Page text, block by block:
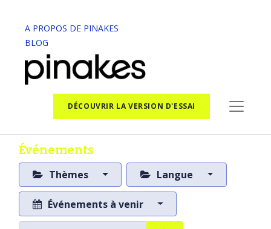
A PROPOS DE PINAKES
BLOG
DÉCOUVRIR LA VERSION D'ESSAI
Événements
Thèmes Langue
Événements à venir